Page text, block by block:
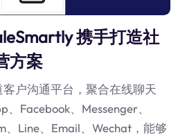
携手打造社
方案
户沟通平台，聚合在线聊天
Facebook、Messenger、
、Line、Email、Wechat，能够